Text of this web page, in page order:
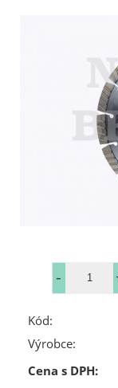
Kód:
Výrobce:
Cena s DPH: